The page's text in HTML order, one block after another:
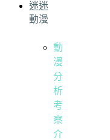
迷迷
動漫
動
漫
分
析
考
察
介